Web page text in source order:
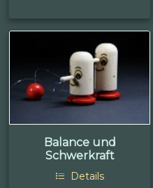
Balance und
Schwerkraft
Details